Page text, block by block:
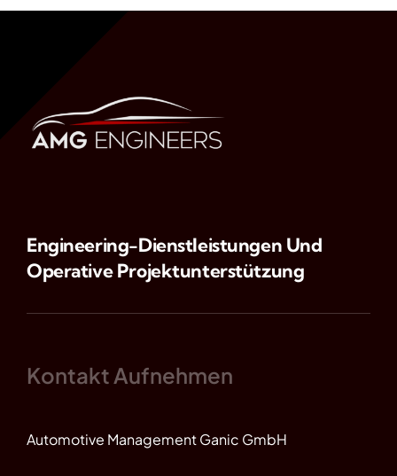
Engineering-Dienstleistungen Und
Operative Projektunterstützung
Kontakt Aufnehmen
Automotive Management Ganic GmbH